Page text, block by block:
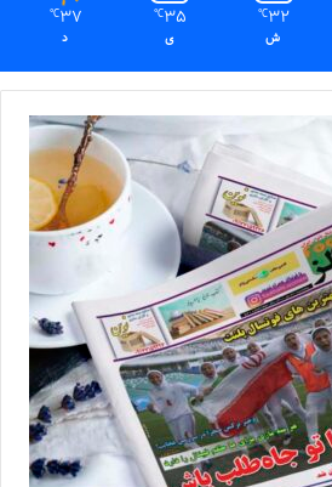
32
℃
ش
35
℃
ی
37
℃
د